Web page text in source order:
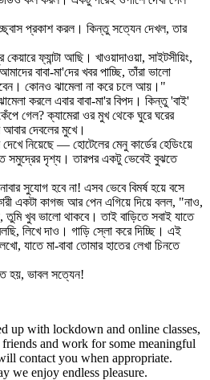
প্রকাশ করল। কিন্তু সত্যেন দেখল, তার
ফ্যান্টা আছি। খাওয়াদাওয়া, সাইটসীয়িং,
বাবা-মা'দের খবর পাচ্ছি, তাঁরা ভালো
কোনও ঝামেলা না করে চলে আয়।"
করলে এবার বাবা-মা'র বিপদ। কিন্তু 'বাই'
গেল? ক্যামেরা ওর মুখ থেকে ঘুরে ঘরের
আবার দেবলের মুখে।
নিয়েছে — হোটেলের মেনু কার্ডের হেডিংয়ে
সমুদ্রের দৃশ্য। তারপর একটু ভেবেই বুঝতে
সুযোগ হবে না! এসব ভেবে বিমর্ষ হয়ে বসে
একটা কাগজ আর পেন এগিয়ে দিয়ে বলল, "নাও,
খুব ভালো থাকবে। তাই বাড়িতে সবাই যাতে
লিখে দাও। গাড়ি স্লো করে দিচ্ছি। এই
যাতে মা-বাবা তোমার হাতের লেখা চিনতে
হয়, ভাবল সত্যেন!
up with lockdown and online classes,
and work for some meaningful
contact you when appropriate.
we enjoy endless pleasure.